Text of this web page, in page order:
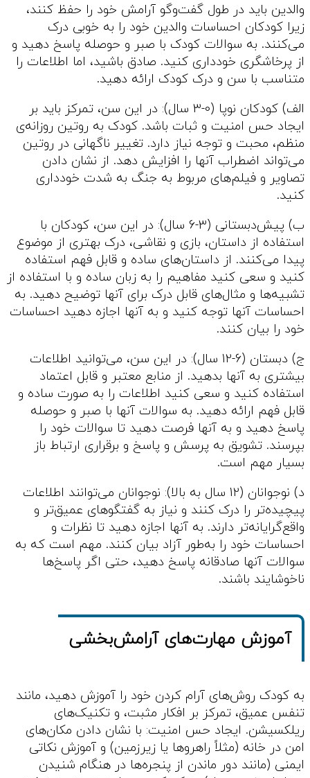
والدین باید در طول گفت‌وگو آرامش خود را حفظ کنند،
زیرا کودکان احساسات والدین خود را به خوبی درک
می‌کنند. به سوالات کودک با صبر و حوصله پاسخ دهید و
از پرخاشگری خودداری کنید. صادق باشید، اما اطلاعات را
متناسب با سن و درک کودک ارائه دهید.
الف) کودکان نوپا (0-3 سال): در این سن، تمرکز باید بر
ایجاد حس امنیت و ثبات باشد. کودک به روتین روزانه‌ی
منظم، محبت و توجه نیاز دارد. تغییر ناگهانی در روتین
می‌تواند اضطراب آنها را افزایش دهد. از نشان دادن
تصاویر و فیلم‌های مربوط به جنگ به شدت خودداری
کنید.
ب) پیش‌دبستانی (3-6 سال): در این سن، کودکان با
استفاده از داستان، بازی و نقاشی، درک بهتری از موضوع
پیدا می‌کنند. از داستان‌های ساده و قابل فهم استفاده
کنید و سعی کنید مفاهیم را به زبان ساده و با استفاده از
تشبیه‌ها و مثال‌های قابل درک برای آنها توضیح دهید. به
احساسات آنها توجه کنید و به آنها اجازه دهید احساسات
خود را بیان کنند.
ج) دبستان (6-12 سال): در این سن، می‌توانید اطلاعات
بیشتری به آنها بدهید. از منابع معتبر و قابل اعتماد
استفاده کنید و سعی کنید اطلاعات را به صورت ساده و
قابل فهم ارائه دهید. به سوالات آنها با صبر و حوصله
پاسخ دهید و به آنها فرصت دهید تا سوالات خود را
بپرسند. تشویق به پرسش و پاسخ و برقراری ارتباط باز
بسیار مهم است.
د) نوجوانان (12 سال به بالا): نوجوانان می‌توانند اطلاعات
پیچیده‌تر را درک کنند و نیاز به گفتگوهای عمیق‌تر و
واقع‌گرایانه‌تر دارند. به آنها اجازه دهید تا نظرات و
احساسات خود را به‌طور آزاد بیان کنند. مهم است که به
سوالات آنها صادقانه پاسخ دهید، حتی اگر پاسخ‌ها
ناخوشایند باشند.
آموزش مهارت‌های آرامش‌بخشی
به کودک روش‌های آرام کردن خود را آموزش دهید، مانند
تنفس عمیق، تمرکز بر افکار مثبت، و تکنیک‌های
ریلکسیشن. ایجاد حس امنیت: با نشان دادن مکان‌های
امن در خانه (مثلاً راهروها یا زیرزمین) و آموزش نکاتی
ایمنی (مانند دور ماندن از پنجره‌ها در هنگام شنیدن